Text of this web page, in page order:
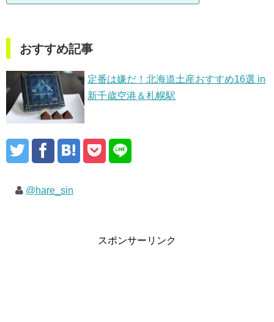
おすすめ記事
定番は嫌だ！北海道土産おすすめ16選 in
新千歳空港＆札幌駅
@hare_sin
スポンサーリンク